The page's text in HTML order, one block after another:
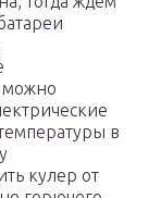
можно
в
кулер от